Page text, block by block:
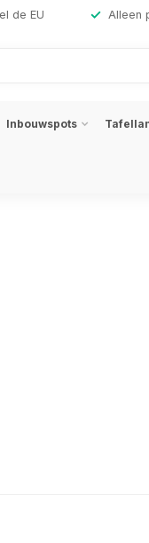
de EU Alleen
Inbouwspots